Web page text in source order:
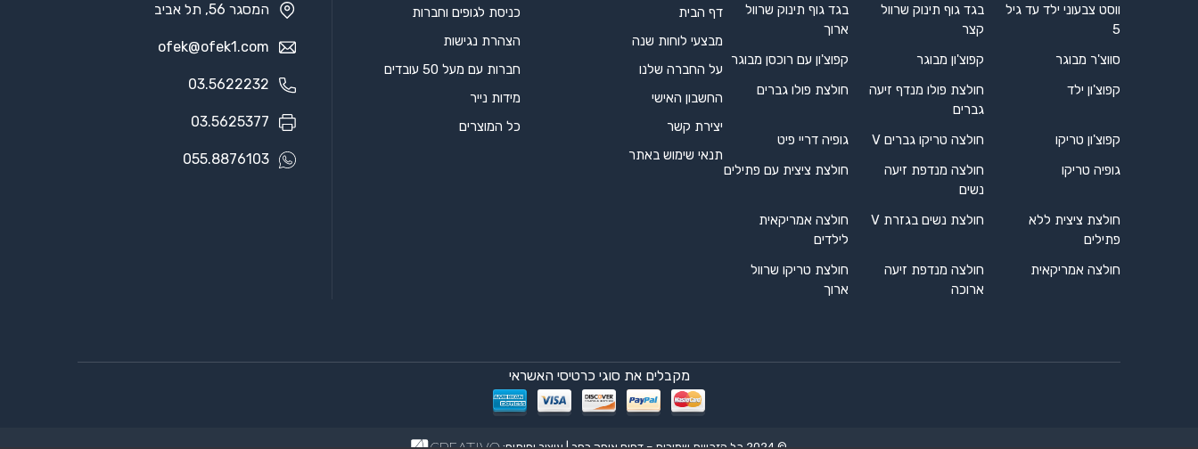
ווסט צבעוני ילד עד גיל
5
בגד גוף תינוק שרוול
קצר
בגד גוף תינוק שרוול
ארוך
סווצ'ר מבוגר
קפוצ'ון מבוגר
קפוצ'ון עם רוכסן מבוגר
קפוצ'ון ילד
חולצת פולו מנדף זיעה
גברים
חולצת פולו גברים
קפוצ'ון טריקו חולצה טריקו גברים V
גופיה דריי פיט
גופיה טריקו
חולצה מנדפת זיעה
נשים
חולצת ציצית עם פתילים
חולצת ציצית ללא
פתילים
חולצת נשים בגזרת V
חולצה אמריקאית
לילדים
חולצה אמריקאית
חולצה מנדפת זיעה
ארוכה
חולצת טריקו שרוול
ארוך
דף הבית
מבצעי לוחות שנה
על החברה שלנו
החשבון האישי
יצירת קשר
תנאי שימוש באתר
כניסת לגופים וחברות
הצהרת נגישות
חברות עם מעל 50 עובדים
מידות נייר
כל המוצרים
המסגר 56, תל אביב
ofek@ofek1.com
03.5622232
03.5625377
055.8876103
מקבלים את סוגי כרטיסי האשראי